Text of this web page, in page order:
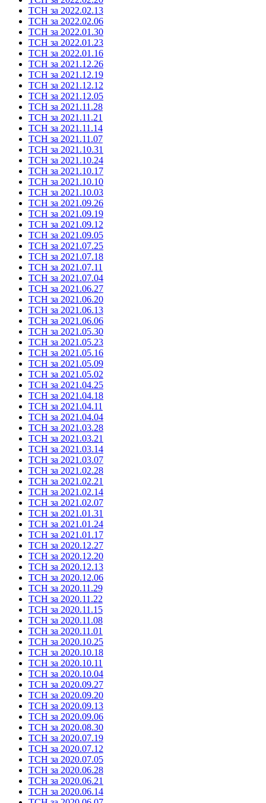
ТСН за 2022.02.13
ТСН за 2022.02.06
ТСН за 2022.01.30
ТСН за 2022.01.23
ТСН за 2022.01.16
ТСН за 2021.12.26
ТСН за 2021.12.19
ТСН за 2021.12.12
ТСН за 2021.12.05
ТСН за 2021.11.28
ТСН за 2021.11.21
ТСН за 2021.11.14
ТСН за 2021.11.07
ТСН за 2021.10.31
ТСН за 2021.10.24
ТСН за 2021.10.17
ТСН за 2021.10.10
ТСН за 2021.10.03
ТСН за 2021.09.26
ТСН за 2021.09.19
ТСН за 2021.09.12
ТСН за 2021.09.05
ТСН за 2021.07.25
ТСН за 2021.07.18
ТСН за 2021.07.11
ТСН за 2021.07.04
ТСН за 2021.06.27
ТСН за 2021.06.20
ТСН за 2021.06.13
ТСН за 2021.06.06
ТСН за 2021.05.30
ТСН за 2021.05.23
ТСН за 2021.05.16
ТСН за 2021.05.09
ТСН за 2021.05.02
ТСН за 2021.04.25
ТСН за 2021.04.18
ТСН за 2021.04.11
ТСН за 2021.04.04
ТСН за 2021.03.28
ТСН за 2021.03.21
ТСН за 2021.03.14
ТСН за 2021.03.07
ТСН за 2021.02.28
ТСН за 2021.02.21
ТСН за 2021.02.14
ТСН за 2021.02.07
ТСН за 2021.01.31
ТСН за 2021.01.24
ТСН за 2021.01.17
ТСН за 2020.12.27
ТСН за 2020.12.20
ТСН за 2020.12.13
ТСН за 2020.12.06
ТСН за 2020.11.29
ТСН за 2020.11.22
ТСН за 2020.11.15
ТСН за 2020.11.08
ТСН за 2020.11.01
ТСН за 2020.10.25
ТСН за 2020.10.18
ТСН за 2020.10.11
ТСН за 2020.10.04
ТСН за 2020.09.27
ТСН за 2020.09.20
ТСН за 2020.09.13
ТСН за 2020.09.06
ТСН за 2020.08.30
ТСН за 2020.07.19
ТСН за 2020.07.12
ТСН за 2020.07.05
ТСН за 2020.06.28
ТСН за 2020.06.21
ТСН за 2020.06.14